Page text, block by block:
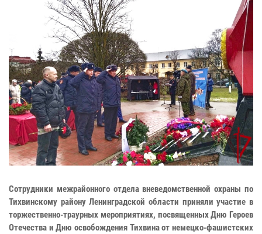
Сотрудники межрайонного отдела вневедомственной охраны по
Тихвинскому району Ленинградской области приняли участие в
торжественно-траурных мероприятиях, посвященных Дню Героев
Отечества и Дню освобождения Тихвина от немецко-фашистских